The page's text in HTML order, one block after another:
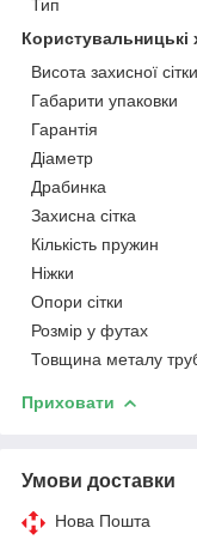
Тип
Користувальницькі
Висота захисної сітки
Габарити упаковки
Гарантія
Діаметр
Драбинка
Захисна сітка
Кількість пружин
Ніжки
Опори сітки
Розмір у футах
Товщина металу
Приховати
Умови доставки
Нова Пошта